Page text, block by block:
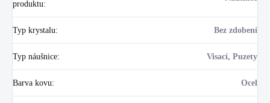
produktu:
Typ krystalu: Bez zdobení
Typ náušnice: Visací, Puzety
Barva kovu: Ocel